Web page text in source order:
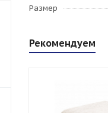
Размер
Рекомендуем